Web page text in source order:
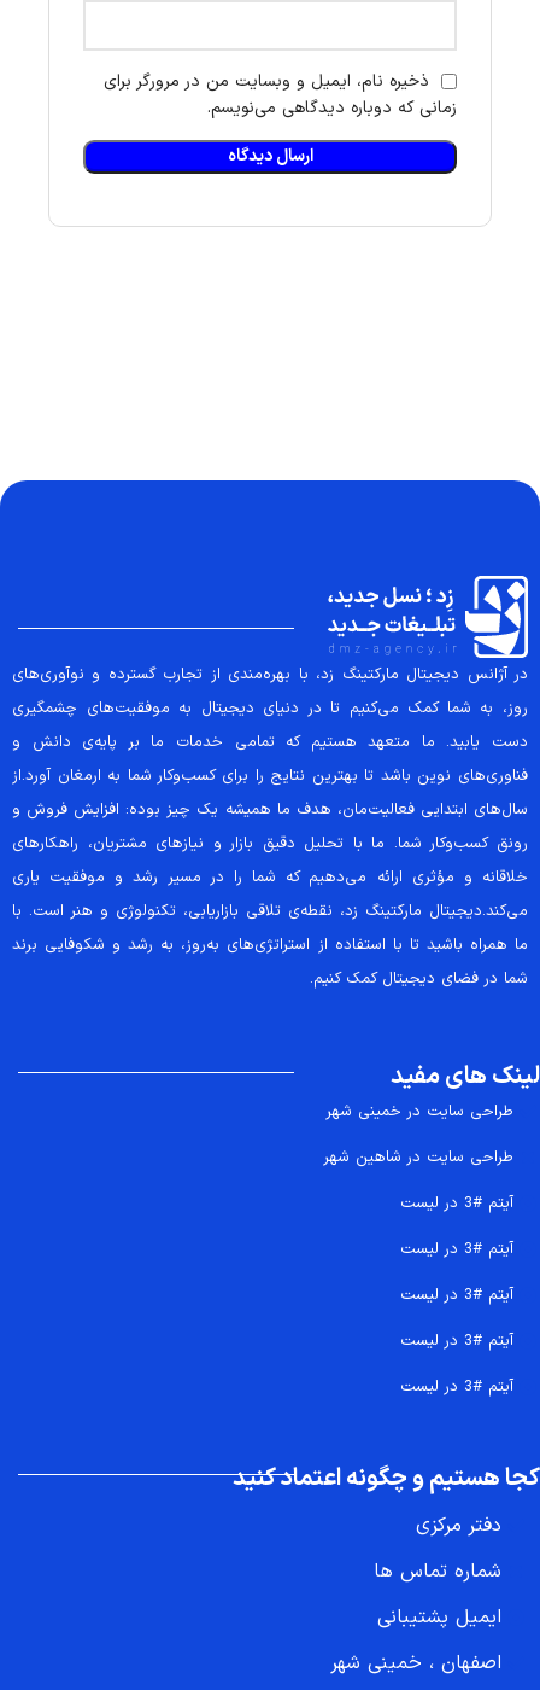
ذخیره نام، ایمیل و وبسایت من در مرورگر برای
زمانی که دوباره دیدگاهی می‌نویسم.
در آژانس دیجیتال مارکتینگ زد، با بهره‌مندی از تجارب گسترده و نوآوری‌های
روز، به شما کمک می‌کنیم تا در دنیای دیجیتال به موفقیت‌های چشمگیری
دست یابید. ما متعهد هستیم که تمامی خدمات ما بر پایه‌ی دانش و
فناوری‌های نوین باشد تا بهترین نتایج را برای کسب‌وکار شما به ارمغان آورد.از
سال‌های ابتدایی فعالیت‌مان، هدف ما همیشه یک چیز بوده: افزایش فروش و
رونق کسب‌وکار شما. ما با تحلیل دقیق بازار و نیازهای مشتریان، راهکارهای
خلاقانه و مؤثری ارائه می‌دهیم که شما را در مسیر رشد و موفقیت یاری
می‌کند.دیجیتال مارکتینگ زد، نقطه‌ی تلاقی بازاریابی، تکنولوژی و هنر است. با
ما همراه باشید تا با استفاده از استراتژی‌های به‌روز، به رشد و شکوفایی برند
شما در فضای دیجیتال کمک کنیم.
لینک های مفید
طراحی سایت در خمینی شهر
طراحی سایت در شاهین شهر
آیتم #3 در لیست
آیتم #3 در لیست
آیتم #3 در لیست
آیتم #3 در لیست
آیتم #3 در لیست
کجا هستیم و چگونه اعتماد کنید
دفتر مرکزی
شماره تماس ها
ایمیل پشتیبانی
اصفهان ، خمینی شهر